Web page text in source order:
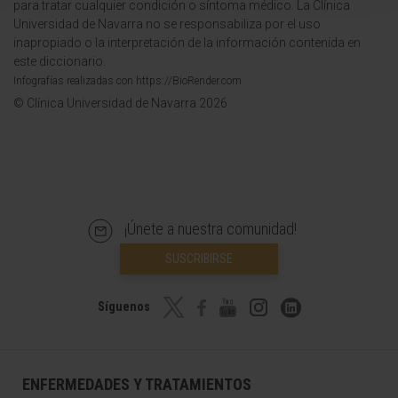
para tratar cualquier condición o síntoma médico. La Clínica
Universidad de Navarra no se responsabiliza por el uso
inapropiado o la interpretación de la información contenida en
este diccionario.
Infografías realizadas con https://BioRender.com
© Clínica Universidad de Navarra 2026
¡Únete a nuestra comunidad!
SUSCRIBIRSE
Síguenos
ENFERMEDADES Y TRATAMIENTOS